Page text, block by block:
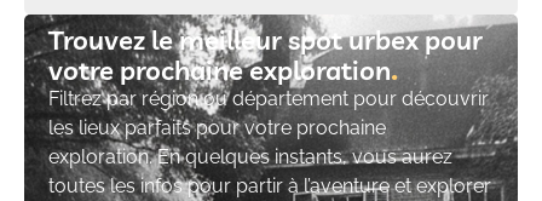
Trouvez le meilleur spot urbex pour
votre prochaine exploration​
Filtrez par région ou département pour découvrir
les lieux parfaits pour votre prochaine
exploration. En quelques instants, vous aurez
toutes les infos pour partir à l’aventure et explorer